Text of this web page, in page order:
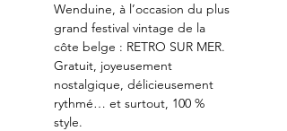
Wenduine, à l’occasion du plus
grand festival vintage de la
côte belge : RETRO SUR MER.
Gratuit, joyeusement
nostalgique, délicieusement
rythmé… et surtout, 100 %
style.